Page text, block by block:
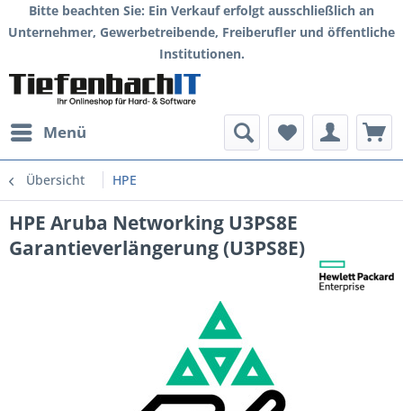
Bitte beachten Sie: Ein Verkauf erfolgt ausschließlich an
Unternehmer, Gewerbetreibende, Freiberufler und öffentliche
Institutionen.
Menü
Übersicht HPE
HPE Aruba Networking U3PS8E
Garantieverlängerung (U3PS8E)